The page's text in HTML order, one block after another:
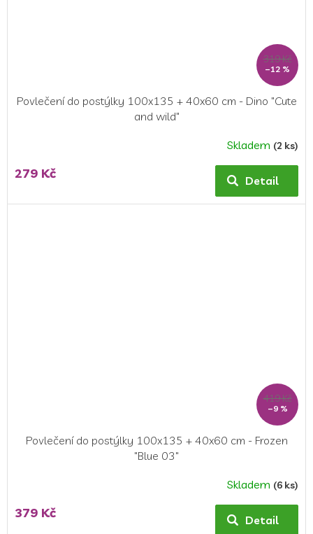
319 Kč
–12 %
Povlečení do postýlky 100x135 + 40x60 cm - Dino "Cute
and wild"
produktu
Skladem (2 ks)
279 Kč Detail
419 Kč
–9 %
Povlečení do postýlky 100x135 + 40x60 cm - Frozen
"Blue 03"
Skladem (6 ks)
379 Kč Detail